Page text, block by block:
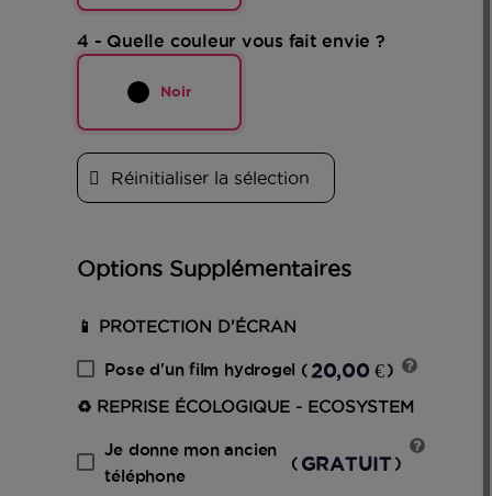
4 - Quelle couleur vous fait envie ?
Noir
Réinitialiser la sélection
Options Supplémentaires
📱 PROTECTION D'ÉCRAN
Pose d'un film hydrogel ( 20,00 €)
♻️ REPRISE ÉCOLOGIQUE - ECOSYSTEM
Je donne mon ancien
téléphone
( GRATUIT )